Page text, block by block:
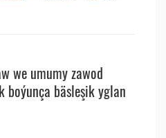
we umumy zawod
boýunça bäsleşik yglan